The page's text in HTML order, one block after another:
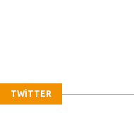
TWITTER